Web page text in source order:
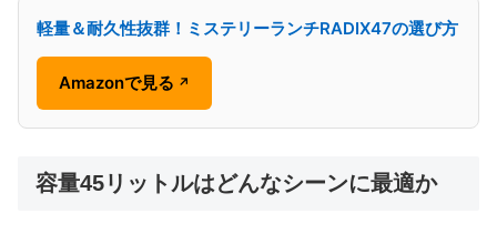
軽量＆耐久性抜群！ミステリーランチRADIX47の選び方
Amazonで見る ↗
容量45リットルはどんなシーンに最適か